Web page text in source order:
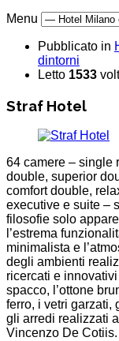
Menu
Pubblicato in
dintorni
Letto 1533
Straf Hotel
64 camere – single
double, superior
comfort double,
executive e suite –
filosofie solo
l’estrema
minimalista e
degli ambienti
ricercati e
spacco, l’ottone
ferro, i vetri garzati,
gli arredi realizzati
Vincenzo De Cotiis.